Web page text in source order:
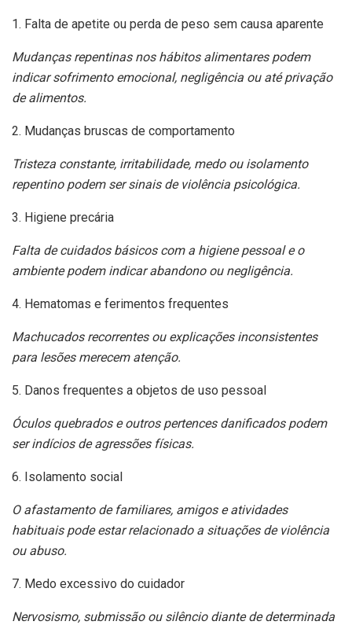
1. Falta de apetite ou perda de peso sem causa aparente
Mudanças repentinas nos hábitos alimentares podem
indicar sofrimento emocional, negligência ou até privação
de alimentos.
2. Mudanças bruscas de comportamento
Tristeza constante, irritabilidade, medo ou isolamento
repentino podem ser sinais de violência psicológica.
3. Higiene precária
Falta de cuidados básicos com a higiene pessoal e o
ambiente podem indicar abandono ou negligência.
4. Hematomas e ferimentos frequentes
Machucados recorrentes ou explicações inconsistentes
para lesões merecem atenção.
5. Danos frequentes a objetos de uso pessoal
Óculos quebrados e outros pertences danificados podem
ser indícios de agressões físicas.
6. Isolamento social
O afastamento de familiares, amigos e atividades
habituais pode estar relacionado a situações de violência
ou abuso.
7. Medo excessivo do cuidador
Nervosismo, submissão ou silêncio diante de determinada